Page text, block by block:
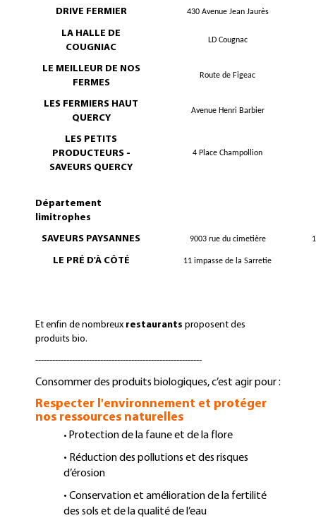
DRIVE FERMIER 430 Avenue Jean Jaurès
LA HALLE DE
COUGNIAC
LD Cougnac
LE MEILLEUR DE NOS
FERMES
Route de Figeac
LES FERMIERS HAUT
QUERCY
Avenue Henri Barbier
LES PETITS
PRODUCTEURS -
SAVEURS QUERCY
4 Place Champollion
Département
limitrophes
SAVEURS PAYSANNES
9003 rue du cimetière
LE PRÉ D'À CÔTÉ 11 impasse de la Sarretie
Et enfin de nombreux restaurants proposent des
produits bio.
-----------------------------------------------------------
Consommer des produits biologiques, c’est agir pour :
Respecter l'environnement et protéger
nos ressources naturelles
• Protection de la faune et de la flore
• Réduction des pollutions et des risques
d’érosion
• Conservation et amélioration de la fertilité
des sols et de la qualité de l’eau